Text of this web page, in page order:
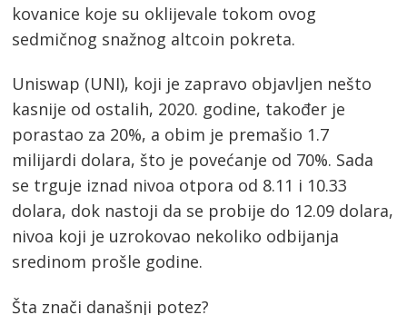
kovanice koje su oklijevale tokom ovog
sedmičnog snažnog altcoin pokreta.
Uniswap (UNI), koji je zapravo objavljen nešto
kasnije od ostalih, 2020. godine, također je
porastao za 20%, a obim je premašio 1.7
milijardi dolara, što je povećanje od 70%. Sada
se trguje iznad nivoa otpora od 8.11 i 10.33
dolara, dok nastoji da se probije do 12.09 dolara,
nivoa koji je uzrokovao nekoliko odbijanja
sredinom prošle godine.
Šta znači današnji potez?